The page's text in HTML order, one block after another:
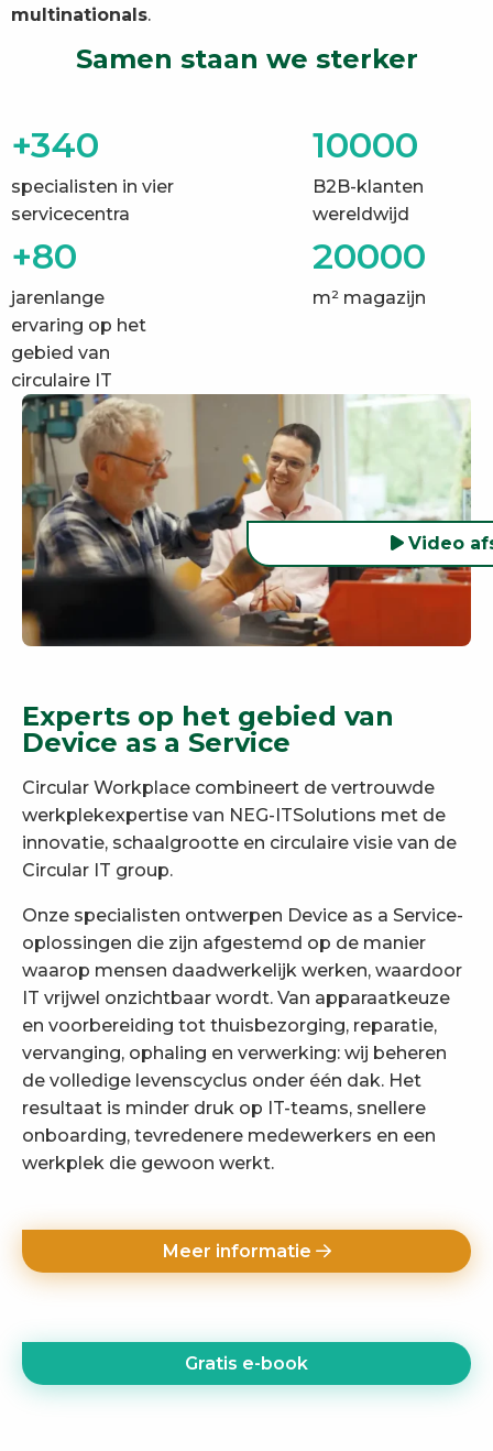
multinationals.
Samen staan we sterker
+340
specialisten in vier
servicecentra
10000
B2B-klanten
wereldwijd
+80
jarenlange
ervaring op het
gebied van
circulaire IT
20000
m² magazijn
Experts op het gebied van
Device as a Service
Circular Workplace combineert de vertrouwde
werkplekexpertise van NEG-ITSolutions met de
innovatie, schaalgrootte en circulaire visie van de
Circular IT group.
Onze specialisten ontwerpen Device as a Service-
oplossingen die zijn afgestemd op de manier
waarop mensen daadwerkelijk werken, waardoor
IT vrijwel onzichtbaar wordt. Van apparaatkeuze
en voorbereiding tot thuisbezorging, reparatie,
vervanging, ophaling en verwerking: wij beheren
de volledige levenscyclus onder één dak. Het
resultaat is minder druk op IT-teams, snellere
onboarding, tevredenere medewerkers en een
werkplek die gewoon werkt.
Meer informatie
Gratis e-book
Video